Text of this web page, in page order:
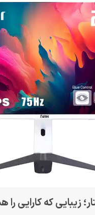
زیبایی که کارایی